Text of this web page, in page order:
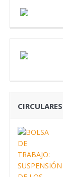
CIRCULARES